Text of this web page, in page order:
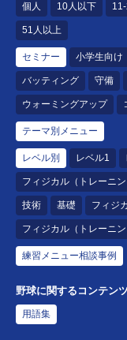
個人 10人以下
51人以上
セミナー 小学生向け
バッティング 守備
ウォーミングアップ
テーマ別メニュー
レベル別 レベル1
フィジカル（トレーニン
技術 基礎 フィジ
フィジカル（トレーニン
練習メニュー相談事例
野球に関するコンテンツ
用語集